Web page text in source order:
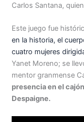
Carlos Santana,
Este juego fue
en la historia, el
cuatro mujeres
Yanet Moreno; se
mentor granmense
presencia en el
Despaigne.